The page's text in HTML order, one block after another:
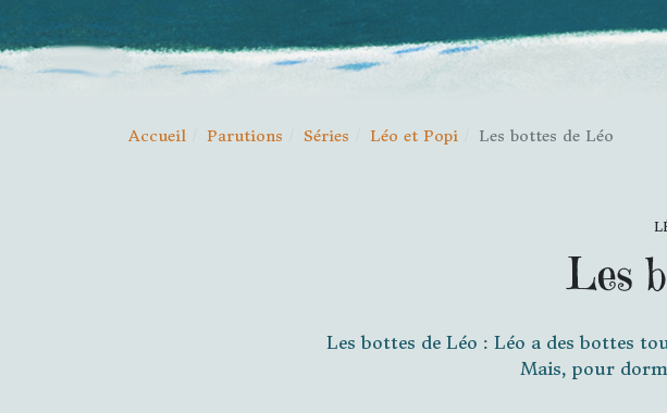
Accueil Parutions Séries Léo et Popi Les bottes de Léo
Les
Les bottes de Léo : Léo a des bottes
Mais, pour